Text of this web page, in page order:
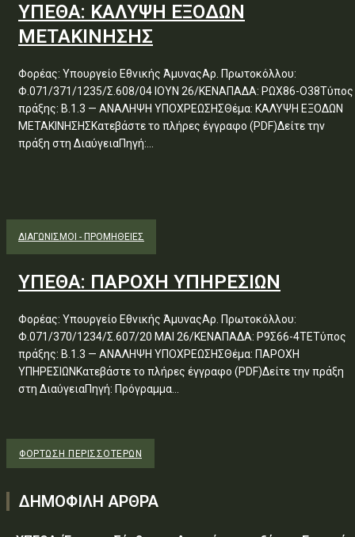
ΥΠΕΘΑ: ΚΑΛΥΨΗ ΕΞΟΔΩΝ
ΜΕΤΑΚΙΝΗΣΗΣ
Φορέας: Υπουργείο Εθνικής ΆμυναςΑρ. Πρωτοκόλλου:
Φ.071/371/1235/Σ.608/04 ΙΟΥΝ 26/ΚΕΝΑΠΑΔΑ: ΡΩΧ86-Ο38Τύπος
πράξης: Β.1.3 — ΑΝΑΛΗΨΗ ΥΠΟΧΡΕΩΣΗΣΘέμα: ΚΑΛΥΨΗ ΕΞΟΔΩΝ
ΜΕΤΑΚΙΝΗΣΗΣΚατεβάστε το πλήρες έγγραφο (PDF)Δείτε την
πράξη στη ΔιαύγειαΠηγή:...
ΔΙΑΓΩΝΙΣΜΟΊ - ΠΡΟΜΉΘΕΙΕΣ
ΥΠΕΘΑ: ΠΑΡΟΧΗ ΥΠΗΡΕΣΙΩΝ
Φορέας: Υπουργείο Εθνικής ΆμυναςΑρ. Πρωτοκόλλου:
Φ.071/370/1234/Σ.607/20 ΜΑΙ 26/ΚΕΝΑΠΑΔΑ: Ρ9Σ66-4ΤΕΤύπος
πράξης: Β.1.3 — ΑΝΑΛΗΨΗ ΥΠΟΧΡΕΩΣΗΣΘέμα: ΠΑΡΟΧΗ
ΥΠΗΡΕΣΙΩΝΚατεβάστε το πλήρες έγγραφο (PDF)Δείτε την πράξη
στη ΔιαύγειαΠηγή: Πρόγραμμα...
ΦΌΡΤΩΣΗ ΠΕΡΙΣΣΟΤΈΡΩΝ
ΔΗΜΟΦΙΛΗ ΑΡΘΡΑ